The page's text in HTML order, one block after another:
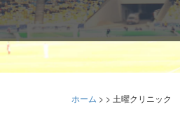
ホーム > > 土曜クリニック